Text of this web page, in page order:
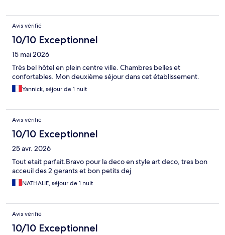
Avis vérifié
10/10 Exceptionnel
15 mai 2026
Très bel hôtel en plein centre ville. Chambres belles et
confortables. Mon deuxième séjour dans cet établissement.
Yannick, séjour de 1 nuit
Avis vérifié
10/10 Exceptionnel
25 avr. 2026
Tout etait parfait.Bravo pour la deco en style art deco, tres bon
acceuil des 2 gerants et bon petits dej
NATHALIE, séjour de 1 nuit
Avis vérifié
10/10 Exceptionnel